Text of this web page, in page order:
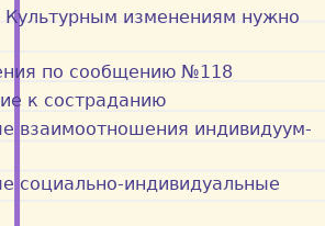
Культурным изменениям нужно
по сообщению №118
к состраданию
взаимоотношения индивидуум-
социально-индивидуальные